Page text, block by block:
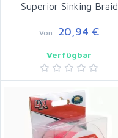
Superior Sinking Braid
Von 20,94 €
Verfügbar